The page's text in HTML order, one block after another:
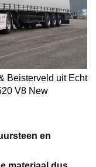
Beisterveld uit Echt
V8 New
en